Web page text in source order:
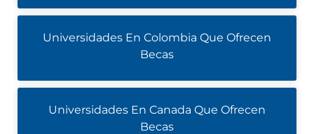
Universidades En Colombia Que Ofrecen
Becas
Universidades En Canada Que Ofrecen
Becas